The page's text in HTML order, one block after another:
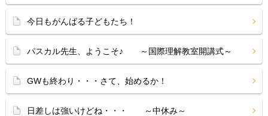
今日もがんばる子どもたち！
パスカル先生、ようこそ♪ ～国際理解教室開講式～
GWも終わり・・・さて、始めるか！
日差しは強いけどね・・・ ～中休み～